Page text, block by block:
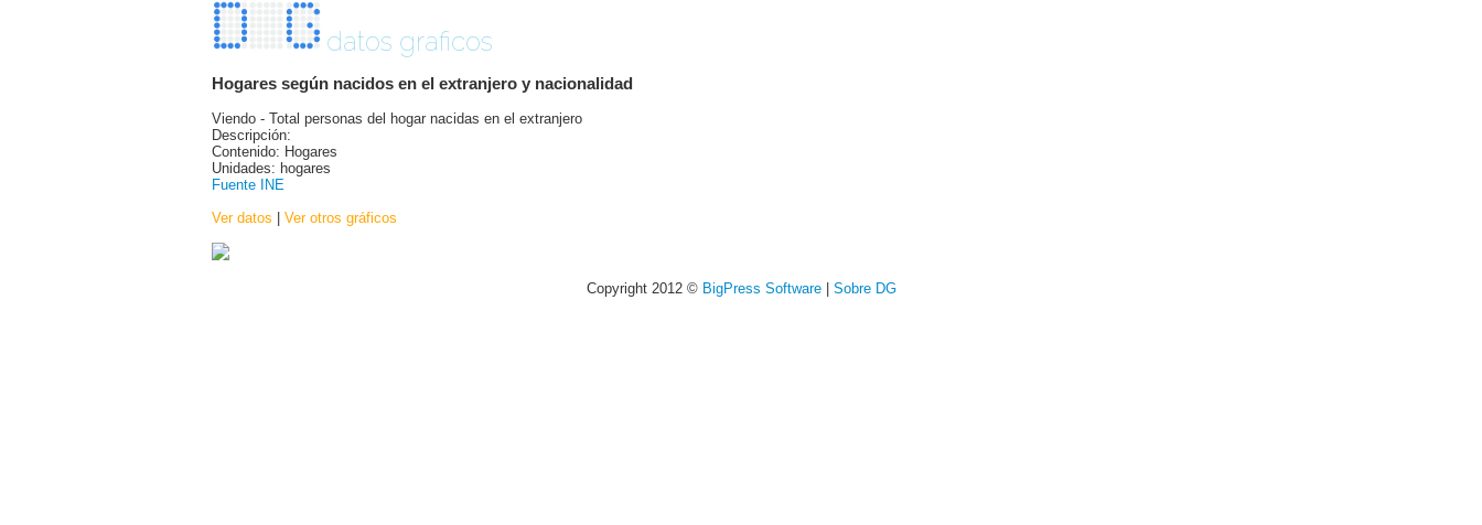
datos graficos
Hogares según nacidos en el extranjero y nacionalidad
Viendo - Total personas del hogar nacidas en el extranjero
Descripción:
Contenido: Hogares
Unidades: hogares
Fuente INE
Ver datos | Ver otros gráficos
Copyright 2012 © BigPress Software| Sobre DG